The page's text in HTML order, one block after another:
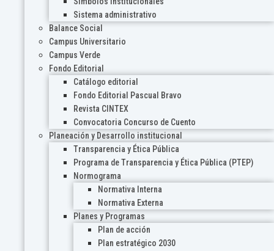
Sistema administrativo
Balance Social
Campus Universitario
Campus Verde
Fondo Editorial
Catálogo editorial
Fondo Editorial Pascual Bravo
Revista CINTEX
Convocatoria Concurso de Cuento
Planeación y Desarrollo institucional
Transparencia y Ética Pública
Programa de Transparencia y Ética Pública (PTEP)
Normograma
Normativa Interna
Normativa Externa
Planes y Programas
Plan de acción
Plan estratégico 2030